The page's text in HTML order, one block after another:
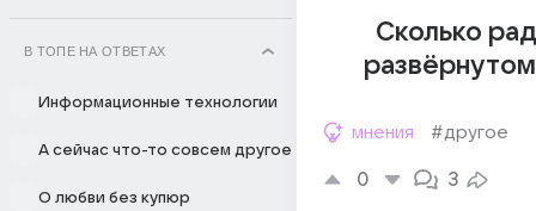
В ТОПЕ НА ОТВЕТАХ
Информационные технологии
А сейчас что-то совсем другое
О любви без купюр
Сколько
мнения #другое
0 3